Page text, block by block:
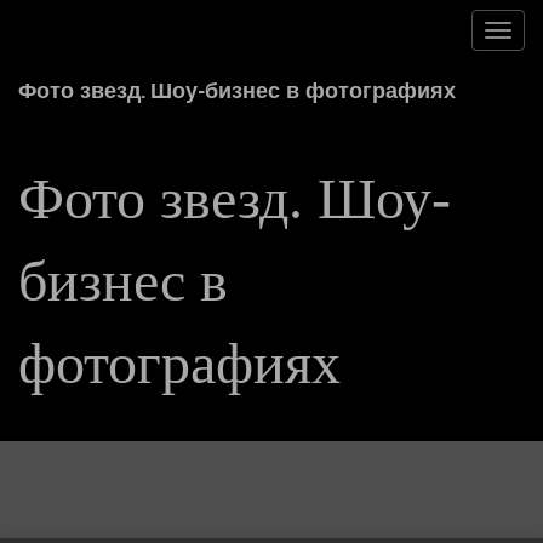
Фото звезд. Шоу-бизнес в фотографиях
Фото звезд. Шоу-
бизнес в
фотографиях